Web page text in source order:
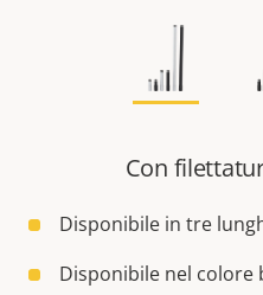
Con
Disponibile in tre
Disponibile nel colore